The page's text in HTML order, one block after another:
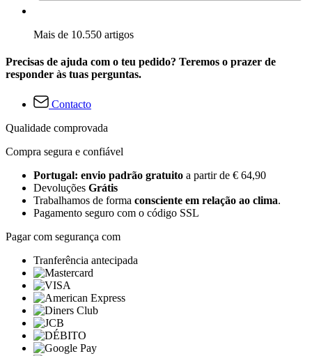
Mais de 10.550 artigos
Precisas de ajuda com o teu pedido? Teremos o prazer de
responder às tuas perguntas.
Contacto
Qualidade comprovada
Compra segura e confiável
Portugal: envio padrão gratuito a partir de € 64,90
Devoluções Grátis
Trabalhamos de forma consciente em relação ao clima.
Pagamento seguro com o código SSL
Pagar com segurança com
Tranferência antecipada